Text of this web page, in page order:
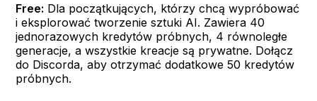
Free: Dla początkujących, którzy chcą wypróbować
i eksplorować tworzenie sztuki AI. Zawiera 40
jednorazowych kredytów próbnych, 4 równoległe
generacje, a wszystkie kreacje są prywatne. Dołącz
do Discorda, aby otrzymać dodatkowe 50 kredytów
próbnych.